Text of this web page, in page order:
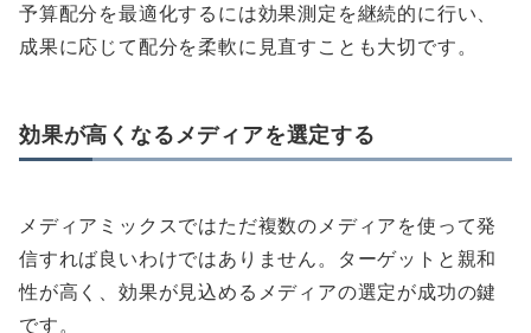
予算配分を最適化するには効果測定を継続的に行い、
成果に応じて配分を柔軟に見直すことも大切です。
効果が高くなるメディアを選定する
メディアミックスではただ複数のメディアを使って発
信すれば良いわけではありません。ターゲットと親和
性が高く、効果が見込めるメディアの選定が成功の鍵
です。